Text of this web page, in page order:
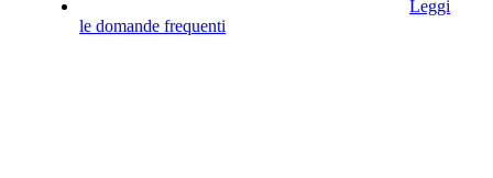
Leggi
le domande frequenti